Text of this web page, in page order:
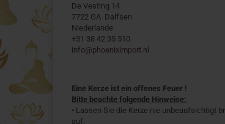
De Vesting 14
7722 GA Dalfsen
Niederlande
+31 38 42 35 510
info@phoeniximport.nl
Eine Kerze ist ein offenes Feuer !
Bitte beachte folgende Hinweise:
• Lassen Sie die Kerze nie unbeaufsichtigt
auf.